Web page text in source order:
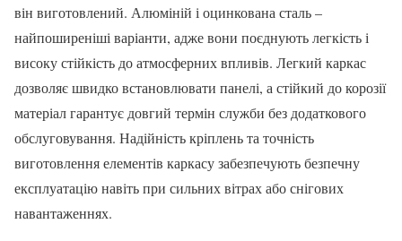
він виготовлений. Алюміній і оцинкована сталь –
найпоширеніші варіанти, адже вони поєднують легкість і
високу стійкість до атмосферних впливів. Легкий каркас
дозволяє швидко встановлювати панелі, а стійкий до корозії
матеріал гарантує довгий термін служби без додаткового
обслуговування. Надійність кріплень та точність
виготовлення елементів каркасу забезпечують безпечну
експлуатацію навіть при сильних вітрах або снігових
навантаженнях.